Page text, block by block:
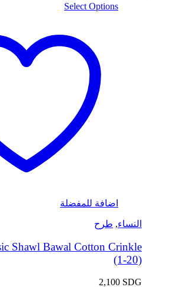
Select Options
اضافة للمفضلة
النساء, طرح
Shawl Bawal Cotton Crinkle
(1-20)
2,100 SDG